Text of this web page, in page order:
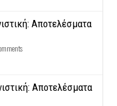
Αποτελέσματα
Αποτελέσματα